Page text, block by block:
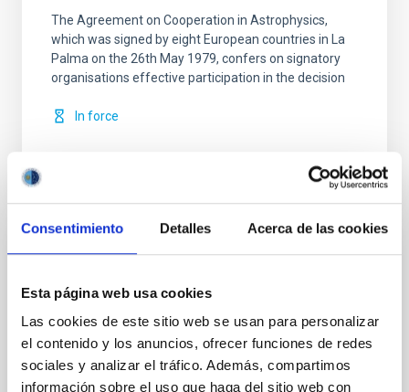
Consentimiento Detalles Acerca de las cookies
Esta página web usa cookies
Las cookies de este sitio web se usan para personalizar
el contenido y los anuncios, ofrecer funciones de redes
sociales y analizar el tráfico. Además, compartimos
información sobre el uso que haga del sitio web con
The Agreement on Cooperation in Astrophysics,
which was signed by eight European countries in La
Palma on the 26th May 1979, confers on signatory
organisations effective participation in the decision
In force
Convenio de colaboración entre el IAC y
CALSEC para la implementación de
iniciativas específicas en campos de
investigación, tecnología e innovación en
el sector de spectroscopía de Rayos
Gamma y sus aplicaciones